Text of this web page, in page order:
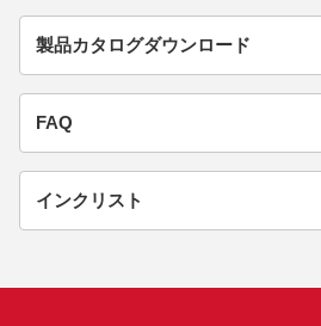
製品カタログダウンロード
FAQ
インクリスト